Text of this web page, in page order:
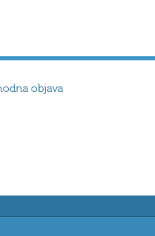
objava